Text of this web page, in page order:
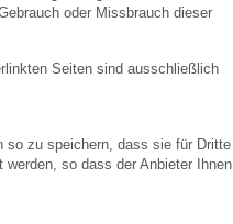
oder Missbrauch dieser
Seiten sind ausschließlich
so zu speichern, dass sie für Dritte
so dass der Anbieter Ihnen